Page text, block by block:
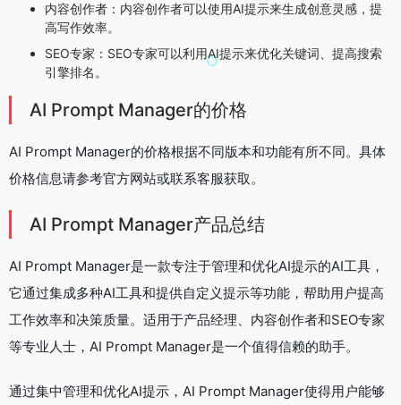
内容创作者：内容创作者可以使用AI提示来生成创意灵感，提
高写作效率。
SEO专家：SEO专家可以利用AI提示来优化关键词、提高搜索
引擎排名。
AI Prompt Manager的价格
AI Prompt Manager的价格根据不同版本和功能有所不同。具体
价格信息请参考官方网站或联系客服获取。
AI Prompt Manager产品总结
AI Prompt Manager是一款专注于管理和优化AI提示的AI工具，
它通过集成多种AI工具和提供自定义提示等功能，帮助用户提高
工作效率和决策质量。适用于产品经理、内容创作者和SEO专家
等专业人士，AI Prompt Manager是一个值得信赖的助手。
通过集中管理和优化AI提示，AI Prompt Manager使得用户能够